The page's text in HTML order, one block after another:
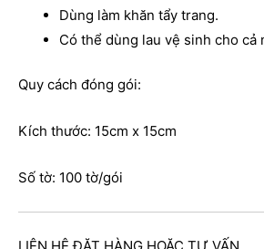
Dùng làm khăn tẩy trang.
Có thể dùng lau vệ sinh cho cả
Quy cách đóng gói:
Kích thước: 15cm x 15cm
Số tờ: 100 tờ/gói